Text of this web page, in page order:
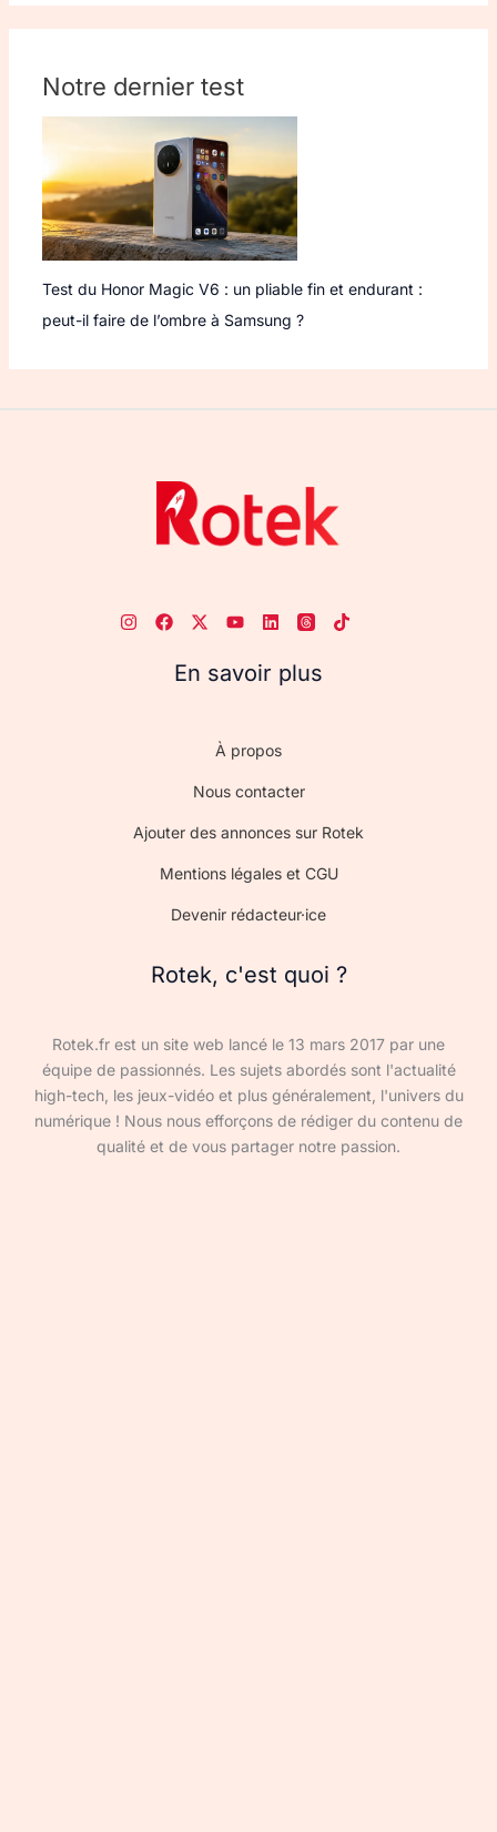
Notre dernier test
Test du Honor Magic V6 : un pliable fin et endurant :
peut-il faire de l’ombre à Samsung ?
En savoir plus
À propos
Nous contacter
Ajouter des annonces sur Rotek
Mentions légales et CGU
Devenir rédacteur·ice
Rotek, c'est quoi ?
Rotek.fr est un site web lancé le 13 mars 2017 par une
équipe de passionnés. Les sujets abordés sont l'actualité
high-tech, les jeux-vidéo et plus généralement, l'univers du
numérique ! Nous nous efforçons de rédiger du contenu de
qualité et de vous partager notre passion.